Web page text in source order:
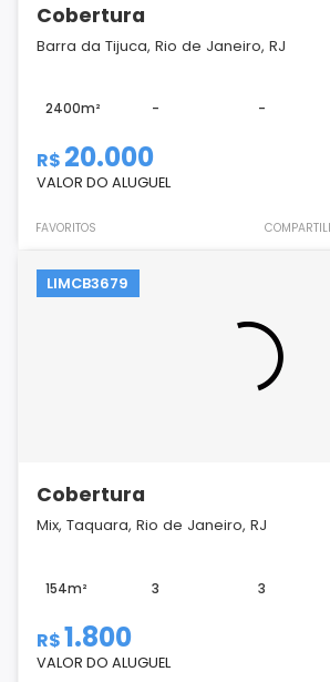
Cobertura
Barra da Tijuca, Rio de Janeiro, RJ
2400m² - -
R$ 20.000
VALOR DO ALUGUEL
FAVORITOS
LIMCB3679
Cobertura
Mix, Taquara, Rio de Janeiro, RJ
154m² 3 3
R$1.800
VALOR DO ALUGUEL